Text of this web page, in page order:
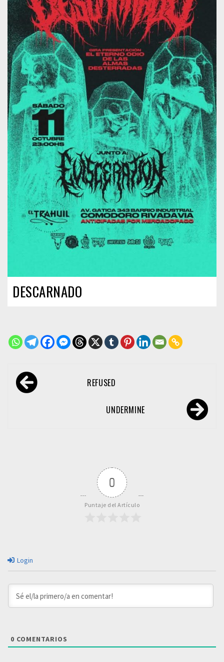
DESCARNADO
Navegación
de REFUSED
UNDERMINE
0
Puntaje del Artículo
Login
0 COMENTARIOS